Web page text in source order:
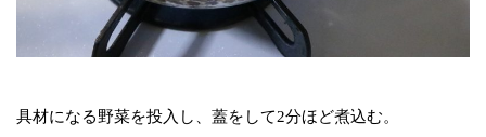
具材になる野菜を投入し、蓋をして2分ほど煮込む。